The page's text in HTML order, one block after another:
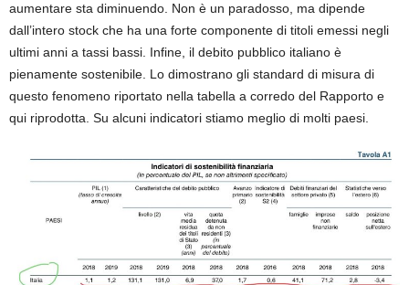
aumentare sta diminuendo. Non è un paradosso, ma dipende
dall’intero stock che ha una forte componente di titoli emessi negli
ultimi anni a tassi bassi. Infine, il debito pubblico italiano è
pienamente sostenibile. Lo dimostrano gli standard di misura di
questo fenomeno riportato nella tabella a corredo del Rapporto e
qui riprodotta. Su alcuni indicatori stiamo meglio di molti paesi.